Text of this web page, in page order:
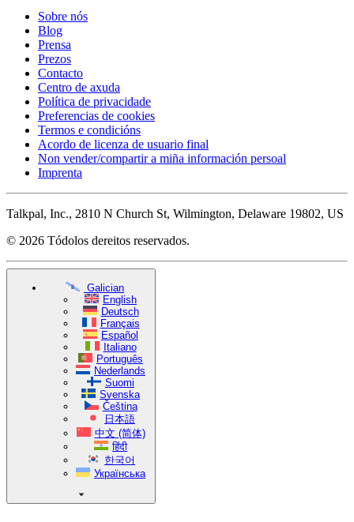
Sobre nós
Blog
Prensa
Prezos
Contacto
Centro de axuda
Política de privacidade
Preferencias de cookies
Termos e condicións
Acordo de licenza de usuario final
Non vender/compartir a miña información persoal
Imprenta
Talkpal, Inc., 2810 N Church St, Wilmington, Delaware 19802, US
© 2026 Tódolos dereitos reservados.
Galician
English
Deutsch
Français
Español
Italiano
Português
Nederlands
Suomi
Svenska
Čeština
日本語
中文 (简体)
हिंदी
한국어
Українська